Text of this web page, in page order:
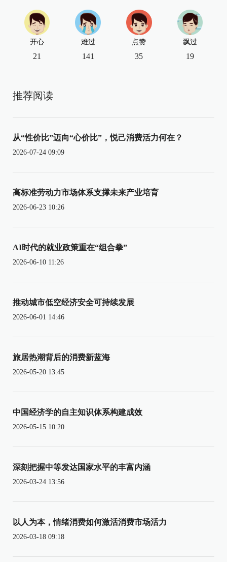
开心
21
难过
141
点赞
35
飘过
19
推荐阅读
从“性价比”迈向“心价比”，悦己消费活力何在？
2026-07-24 09:09
高标准劳动力市场体系支撑未来产业培育
2026-06-23 10:26
AI时代的就业政策重在“组合拳”
2026-06-10 11:26
推动城市低空经济安全可持续发展
2026-06-01 14:46
旅居热潮背后的消费新蓝海
2026-05-20 13:45
中国经济学的自主知识体系构建成效
2026-05-15 10:20
深刻把握中等发达国家水平的丰富内涵
2026-03-24 13:56
以人为本，情绪消费如何激活消费市场活力
2026-03-18 09:18